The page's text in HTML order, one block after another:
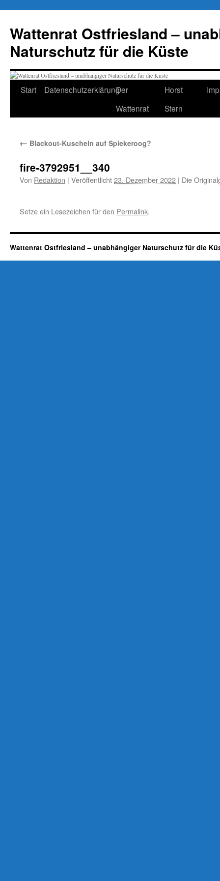
springen
Wattenrat Ostfriesland –
Naturschutz für die Küste
Start DatenschutzerklärungDer
Wattenrat
Horst
Stern
← Blackout-Kuscheln auf Spiekeroog?
fire-3792951__340
Von Redaktion | Veröffentlicht23. Dezember 2022 | Die
Setze ein Lesezeichen für den Permalink.
Wattenrat Ostfriesland – unabhängiger Naturschutz für die